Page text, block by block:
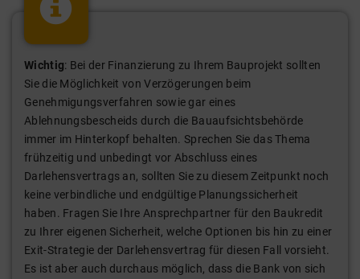
Wichtig: Bei der Finanzierung zu Ihrem Bauprojekt sollten
Sie die Möglichkeit von Verzögerungen beim
Genehmigungsverfahren sowie gar eines
Ablehnungsbescheids durch die Bauaufsichtsbehörde
immer im Hinterkopf behalten. Sprechen Sie das Thema
frühzeitig und unbedingt vor Abschluss eines
Darlehensvertrags an, sollten Sie zu diesem Zeitpunkt noch
keine verbindliche und endgültige Planungssicherheit
haben. Fragen Sie Ihre Ansprechpartner für den Baukredit
zu Ihrer eigenen Sicherheit, welche Optionen bis hin zu einer
Exit-Strategie der Darlehensvertrag für diesen Fall vorsieht.
Es ist aber auch durchaus möglich, dass die Bank von sich